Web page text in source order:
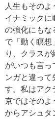
人生もその
イナミックに
の強化にもな
で「動く瞑想
り、クラス
がいつも言
ンガと違って
す。私はアク
京ではそのよ
からアシュタ